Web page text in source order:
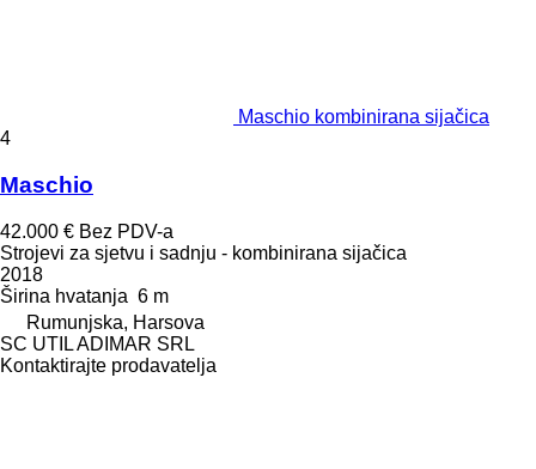
Maschio kombinirana sijačica
4
Maschio
42.000 € Bez PDV-a
Strojevi za sjetvu i sadnju - kombinirana sijačica
2018
Širina hvatanja 6 m
Rumunjska, Harsova
SC UTIL ADIMAR SRL
Kontaktirajte prodavatelja